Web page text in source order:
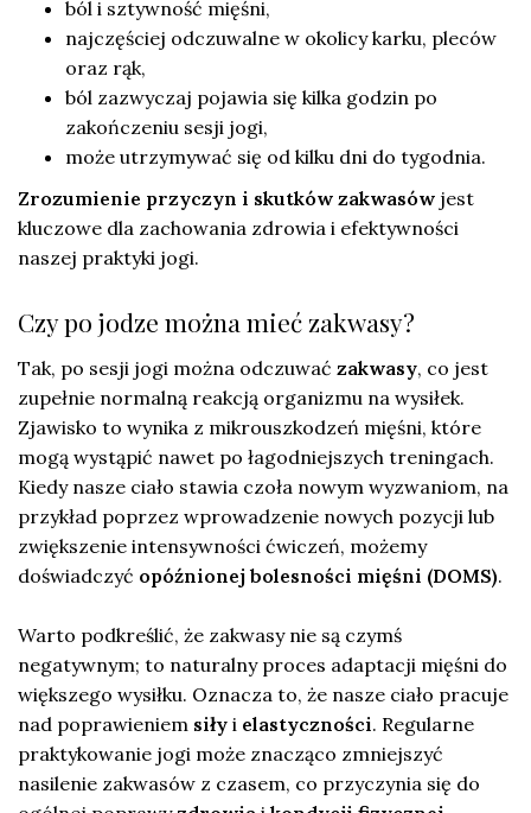
ból i sztywność mięśni,
najczęściej odczuwalne w okolicy karku, pleców
oraz rąk,
ból zazwyczaj pojawia się kilka godzin po
zakończeniu sesji jogi,
może utrzymywać się od kilku dni do tygodnia.
Zrozumienie przyczyn i skutków zakwasów jest
kluczowe dla zachowania zdrowia i efektywności
naszej praktyki jogi.
Czy po jodze można mieć zakwasy?
Tak, po sesji jogi można odczuwać zakwasy, co jest
zupełnie normalną reakcją organizmu na wysiłek.
Zjawisko to wynika z mikrouszkodzeń mięśni, które
mogą wystąpić nawet po łagodniejszych treningach.
Kiedy nasze ciało stawia czoła nowym wyzwaniom, na
przykład poprzez wprowadzenie nowych pozycji lub
zwiększenie intensywności ćwiczeń, możemy
doświadczyć opóźnionej bolesności mięśni (DOMS).
Warto podkreślić, że zakwasy nie są czymś
negatywnym; to naturalny proces adaptacji mięśni do
większego wysiłku. Oznacza to, że nasze ciało pracuje
nad poprawieniem siły i elastyczności. Regularne
praktykowanie jogi może znacząco zmniejszyć
nasilenie zakwasów z czasem, co przyczynia się do